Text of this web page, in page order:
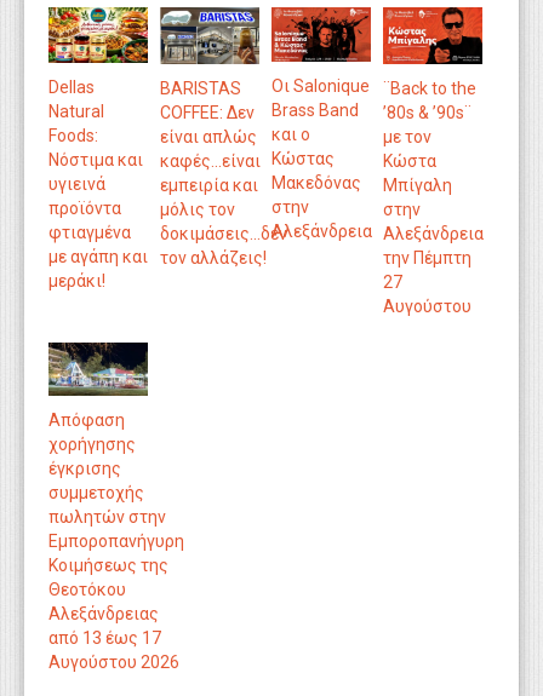
Dellas
Natural
Foods:
Νόστιμα και
υγιεινά
προϊόντα
φτιαγμένα
με αγάπη και
μεράκι!
BARISTAS
COFFEE: Δεν
είναι απλώς
καφές...είναι
εμπειρία και
μόλις τον
δοκιμάσεις...δεν
τον αλλάζεις!
Οι Salonique
Brass Band
και ο
Κώστας
Μακεδόνας
στην
Αλεξάνδρεια
¨Back to the
’80s & ’90s¨
με τον
Κώστα
Μπίγαλη
στην
Αλεξάνδρεια
την Πέμπτη
27
Αυγούστου
Απόφαση
χορήγησης
έγκρισης
συμμετοχής
πωλητών στην
Εμποροπανήγυρη
Κοιμήσεως της
Θεοτόκου
Αλεξάνδρειας
από 13 έως 17
Αυγούστου 2026